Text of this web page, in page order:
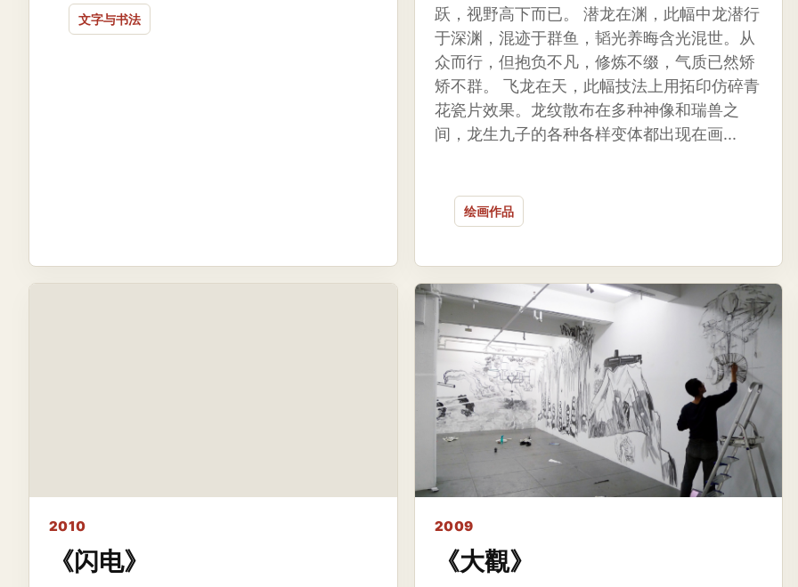
文字与书法
跃，视野高下而已。 潜龙在渊，此幅中龙潜行
于深渊，混迹于群鱼，韬光养晦含光混世。从
众而行，但抱负不凡，修炼不缀，气质已然矫
矫不群。 飞龙在天，此幅技法上用拓印仿碎青
花瓷片效果。龙纹散布在多种神像和瑞兽之
间，龙生九子的各种各样变体都出现在画...
绘画作品
2010
《闪电》
2009
《大觀》